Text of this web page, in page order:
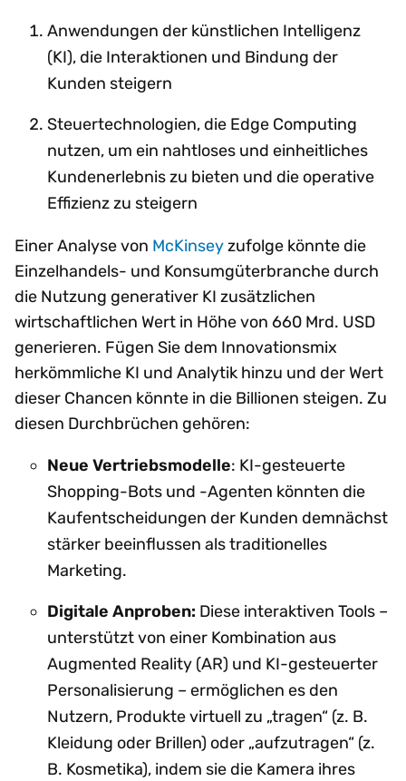
Anwendungen der künstlichen Intelligenz
(KI), die Interaktionen und Bindung der
Kunden steigern
Steuertechnologien, die Edge Computing
nutzen, um ein nahtloses und einheitliches
Kundenerlebnis zu bieten und die operative
Effizienz zu steigern
Einer Analyse von McKinseyzufolge könnte die
Einzelhandels- und Konsumgüterbranche durch
die Nutzung generativer KI zusätzlichen
wirtschaftlichen Wert in Höhe von 660 Mrd. USD
generieren. Fügen Sie dem Innovationsmix
herkömmliche KI und Analytik hinzu und der Wert
dieser Chancen könnte in die Billionen steigen. Zu
diesen Durchbrüchen gehören:
Neue Vertriebsmodelle: KI-gesteuerte
Shopping-Bots und -Agenten könnten die
Kaufentscheidungen der Kunden demnächst
stärker beeinflussen als traditionelles
Marketing.
Digitale Anproben: Diese interaktiven Tools –
unterstützt von einer Kombination aus
Augmented Reality (AR) und KI-gesteuerter
Personalisierung – ermöglichen es den
Nutzern, Produkte virtuell zu „tragen“ (z. B.
Kleidung oder Brillen) oder „aufzutragen“ (z.
B. Kosmetika), indem sie die Kamera ihres